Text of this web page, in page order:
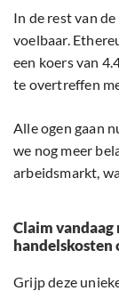
In de rest van
voelbaar.
een koers van
te overtreffen
Alle ogen gaan
we nog meer
arbeidsmarkt,
Claim vandaag
handelskosten
Grijp deze